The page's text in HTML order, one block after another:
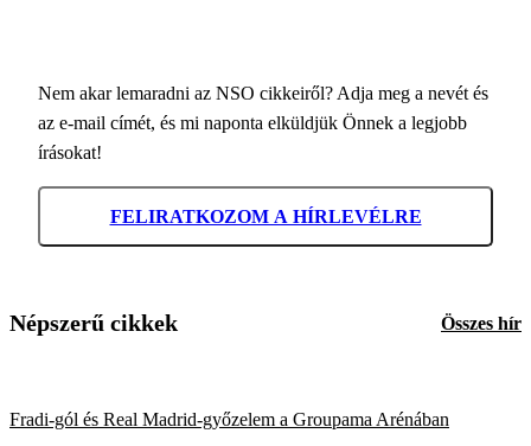
Nem akar lemaradni az NSO cikkeiről? Adja meg a nevét és
az e-mail címét, és mi naponta elküldjük Önnek a legjobb
írásokat!
FELIRATKOZOM A HÍRLEVÉLRE
Népszerű cikkek Összes hír
Fradi-gól és Real Madrid-győzelem a Groupama Arénában